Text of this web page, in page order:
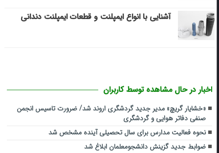
آشنایی با انواع ایمپلنت و قطعات ایمپلنت دندانی
اخبار در حال مشاهده توسط کاربران
«خشایار گریچ» مدیر جدید گردشگری اروند شد/ ضرورت تاسیس انجمن
صنفی دفاتر هوایی و گردشگری
نحوه فعالیت مدارس برای سال تحصیلی آینده مشخص شد
ضوابط جدید گزینش دانشجومعلمان ابلاغ شد